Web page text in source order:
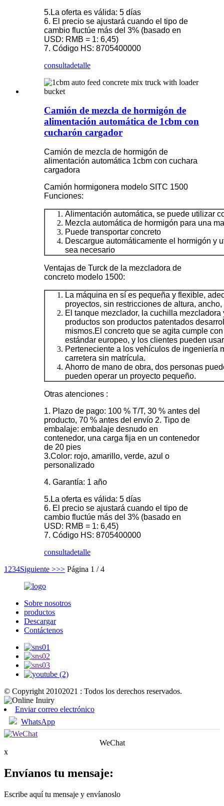
5.La oferta es válida: 5 días
6. El precio se ajustará cuando el tipo de
cambio fluctúe más del 3% (basado en
USD: RMB = 1: 6,45)
7. Código HS: 8705400000
consultadetalle
Camión de mezcla de hormigón de
alimentación automática de 1cbm con
cucharón cargador
Camión de mezcla de hormigón de
alimentación automática 1cbm con cuchara
cargadora
Camión hormigonera modelo SITC 1500
Funciones:
Alimentación automática, se puede utilizar
Mezcla automática de hormigón para una
Puede transportar concreto
Descargue automáticamente el hormigón y
sea necesario
Ventajas de Turck de la mezcladora de
concreto modelo 1500:
La máquina en sí es pequeña y flexible,
proyectos, sin restricciones de altura, ancho,
El tanque mezclador, la cuchilla mezcladora
productos son productos patentados
mismos.El concreto que se agita cumple
estándar europeo, y los clientes pueden
Perteneciente a los vehículos de ingeniería
carretera sin matrícula.
Ahorro de mano de obra, dos personas
pueden operar un proyecto pequeño.
Otras atenciones :
1. Plazo de pago: 100 % T/T, 30 % antes del
producto, 70 % antes del envío 2. Tipo de
embalaje: embalaje desnudo en
contenedor, una carga fija en un contenedor
de 20 pies
3.Color: rojo, amarillo, verde, azul o
personalizado
4. Garantía: 1 año
5.La oferta es válida: 5 días
6. El precio se ajustará cuando el tipo de
cambio fluctúe más del 3% (basado en
USD: RMB = 1: 6,45)
7. Código HS: 8705400000
consultadetalle
1 234Siguiente >>> Página 1 / 4
Sobre nosotros
productos
Descargar
Contáctenos
© Copyright 20102021 : Todos los derechos reservados.
Enviar correo electrónico
WhatsApp
WeChat
x
Envíanos tu mensaje:
Escribe aquí tu mensaje y envíanoslo